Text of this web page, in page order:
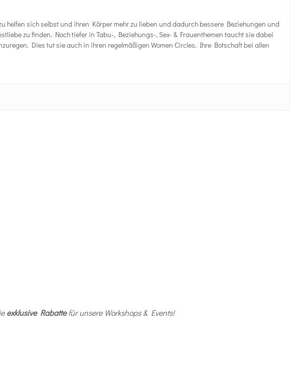
sich selbst und ihren Körper mehr zu lieben und dadurch bessere Beziehungen und
zu finden. Noch tiefer in Tabu-, Beziehungs-, Sex- & Frauenthemen taucht sie dabei
Dies tut sie auch in ihren regelmäßigen Women Circles. Ihre Botschaft bei allen
exklusive Rabattefür unsere Workshops & Events!